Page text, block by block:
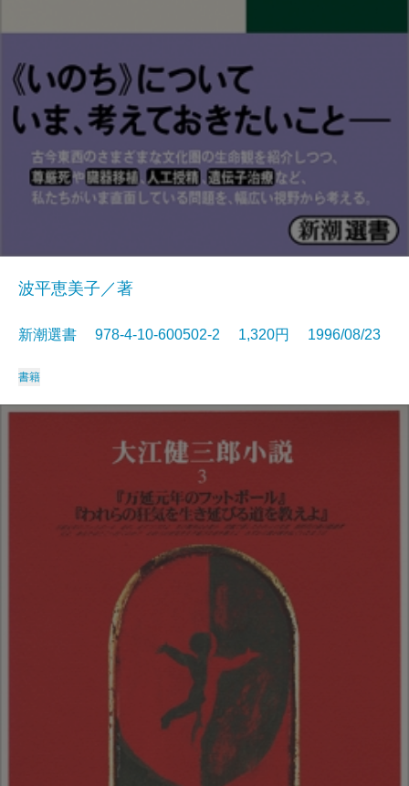
波平恵美子／著
新潮選書 978-4-10-600502-2 1,320円 1996/08/23
書籍